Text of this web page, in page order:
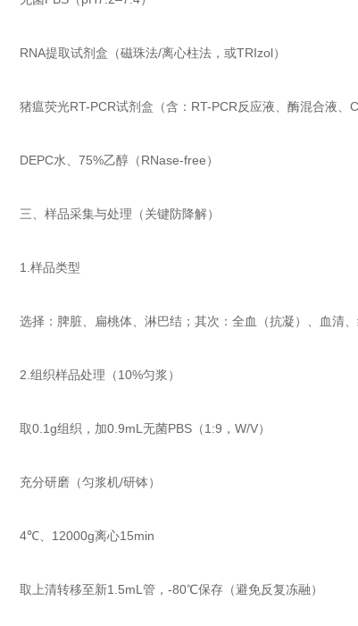
RNA提取试剂盒（磁珠法/离心柱法，或TRIzol）
猪瘟荧光RT-PCR试剂盒（含：RT-PCR反应液、酶混合液、
DEPC水、75%乙醇（RNase-free）
三、样品采集与处理（关键防降解）
1.样品类型
选择：脾脏、扁桃体、淋巴结；其次：全血（抗凝）、血清、
2.组织样品处理（10%匀浆）
取0.1g组织，加0.9mL无菌PBS（1:9，W/V）
充分研磨（匀浆机/研钵）
4℃、12000g离心15min
取上清转移至新1.5mL管，-80℃保存（避免反复冻融）